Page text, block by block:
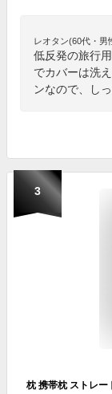
レオタン(60代・男
低反発の旅行
でカバーは洗
ンなので、し
3